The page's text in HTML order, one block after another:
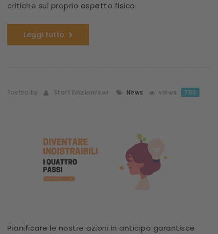
critiche sul proprio aspetto fisico.
Leggi tutto
Posted by Staff Edizionilswr News views 750
Pianificare le nostre azioni in anticipo garantisce